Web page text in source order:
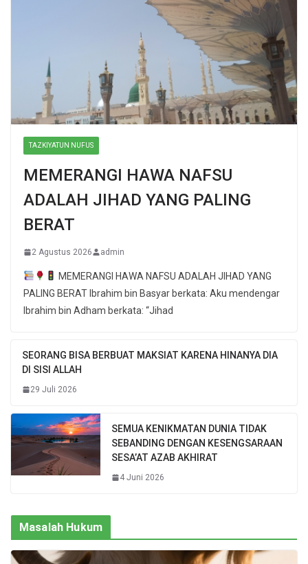
TAZKIYATUN NUFUS
MEMERANGI HAWA NAFSU
ADALAH JIHAD YANG PALING
BERAT
2 Agustus 2026 admin
MEMERANGI HAWA NAFSU ADALAH JIHAD YANG
PALING BERAT Ibrahim bin Basyar berkata: Aku mendengar
Ibrahim bin Adham berkata: “Jihad
SEORANG BISA BERBUAT MAKSIAT KARENA HINANYA DIA
DI SISI ALLAH
29 Juli 2026
SEMUA KENIKMATAN DUNIA TIDAK
SEBANDING DENGAN KESENGSARAAN
SESA’AT AZAB AKHIRAT
4 Juni 2026
Masalah Hukum